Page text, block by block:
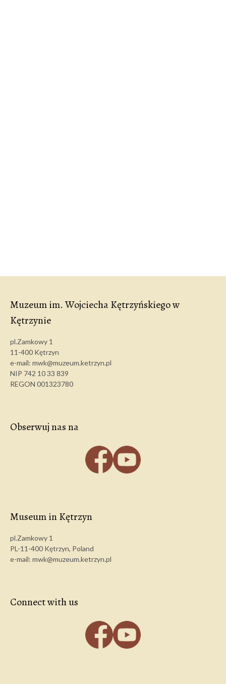
Muzeum im. Wojciecha Kętrzyńskiego w
Kętrzynie
pl.Zamkowy 1
11-400 Kętrzyn
e-mail: mwk@muzeum.ketrzyn.pl
NIP 742 10 33 839
REGON 001323780
Obserwuj nas na
Museum in Kętrzyn
pl.Zamkowy 1
PL-11-400 Kętrzyn, Poland
e-mail: mwk@muzeum.ketrzyn.pl
Connect with us